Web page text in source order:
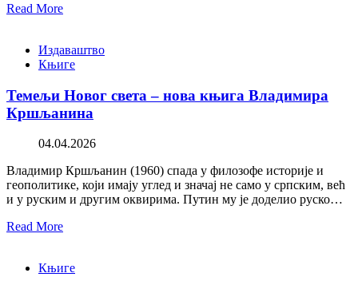
Read More
Издаваштво
Књиге
Темељи Новог света – нова књига Владимира
Кршљанина
04.04.2026
Владимир Кршљанин (1960) спада у филозофе историје и
геополитике, који имају углед и значај не само у српским, већ
и у руским и другим оквирима. Путин му је доделио руско…
Read More
Књиге